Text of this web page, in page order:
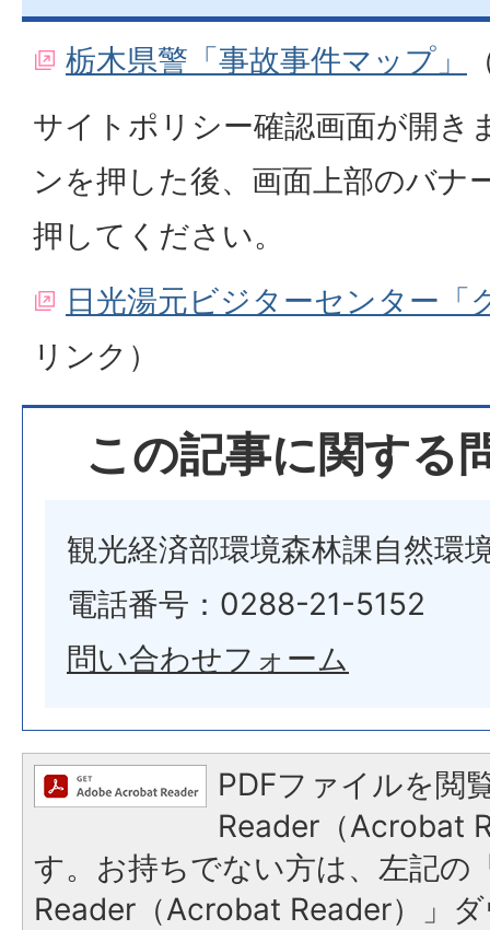
栃木県警「事故事件マップ」
サイトポリシー確認画面が開き
ンを押した後、画面上部のバナ
押してください。
日光湯元ビジターセンター「
リンク）
この記事に関する
観光経済部環境森林課自然環
電話番号：0288-21-5152
問い合わせフォーム
PDFファイルを閲
Reader（Acrobat
す。お持ちでない方は、左記の
Reader（Acrobat Reader）」